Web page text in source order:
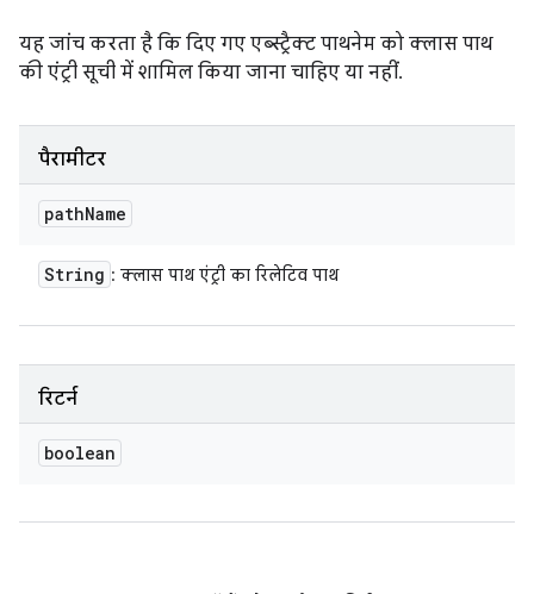
यह जांच करता है कि दिए गए एब्स्ट्रैक्ट पाथनेम को क्लास पाथ
की एंट्री सूची में शामिल किया जाना चाहिए या नहीं.
पैरामीटर
pathName
String : क्लास पाथ एंट्री का रिलेटिव पाथ
रिटर्न
boolean